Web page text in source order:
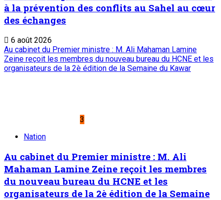
Nation
Rencontre d’échanges au siège de
l’Observatoire National de la Communication
(ONC) : Présenter le PEMIN et tisser un lien
de partenariat avec l’institution
Nation
Accident de bus en Algérie : Le Chef de l’Etat
adresse un message de condoléances et de
compassion au Président algérien
ABDELMADJID TEBBOUNE